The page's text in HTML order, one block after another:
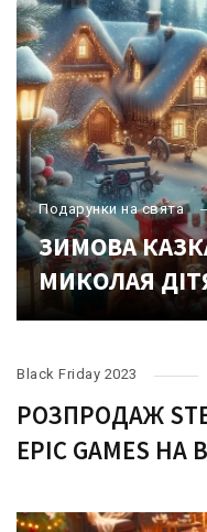
Подарунки на свята
ЗИМОВА
МИКОЛАЯ
Black Friday 2023
РОЗПРОДАЖ
EPIC GAMES НА